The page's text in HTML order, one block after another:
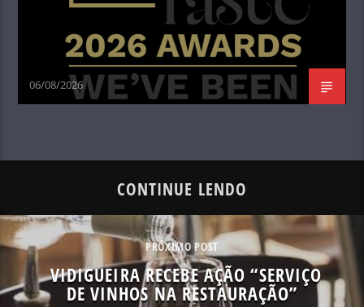
06/08/2026
CONTINUE LENDO
PRÓXIMO POST
VIDIGUEIRA RECEBE AÇÃO “SERVIÇO
DE VINHOS NA RESTAURAÇÃO”